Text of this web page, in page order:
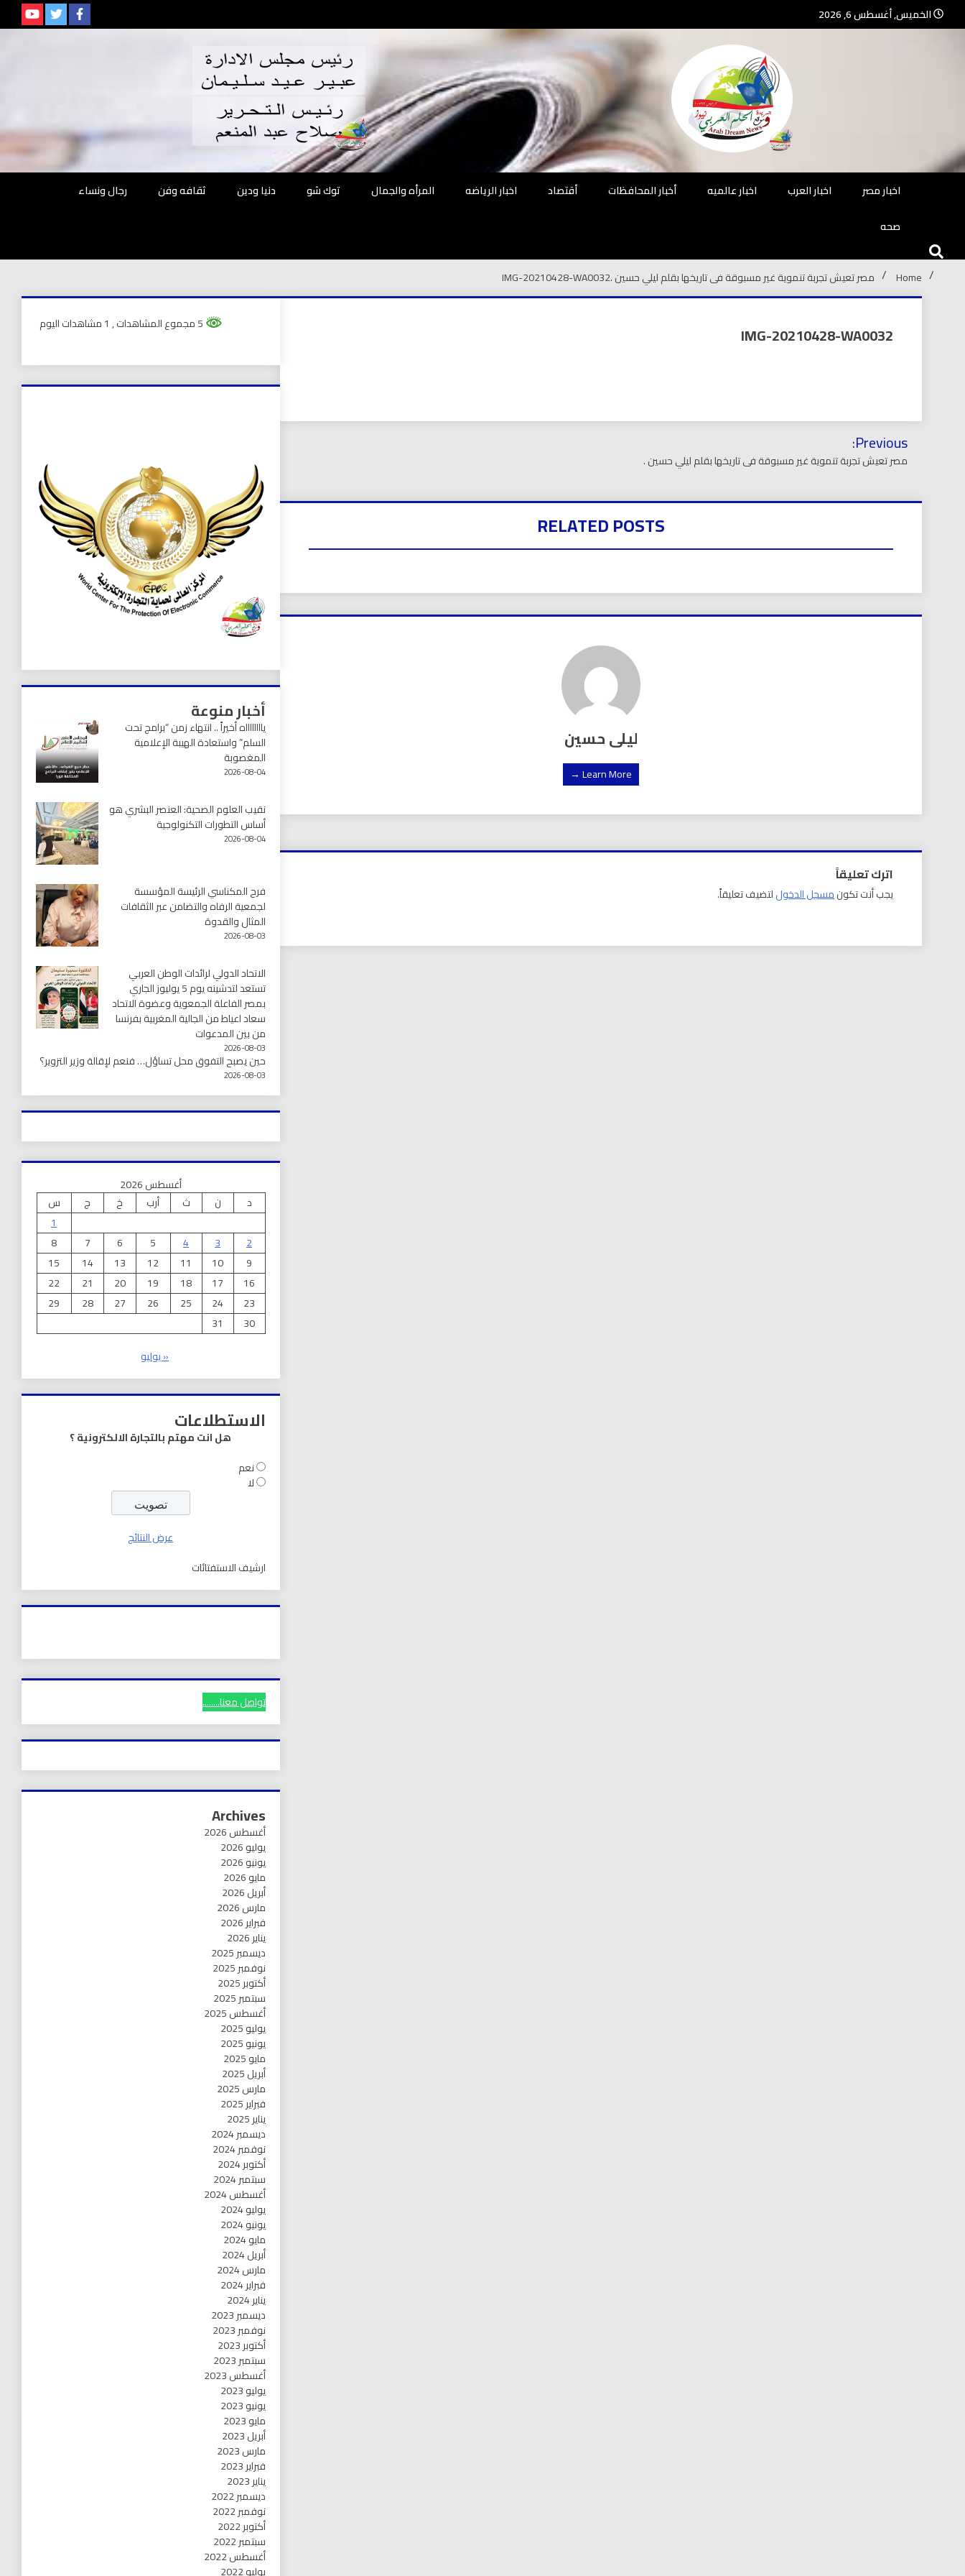
الخميس, أغسطس 6, 2026
جريدة الحلم
العربي نيوز
جريدة مستقلة – صحافة تضيئ لك الواقع
اخبار مصر
اخبار العرب اخبار عالميه أخبار المحافظات أقتصاد اخبار الرياضه المرأه والجمال توك شو دنيا ودين ثقافه وفن
رجال ونساء
صحه
Home مصر تعيش تجربة تنموية غير مسبوقة فى تاريخها بقلم ليلي حسين .IMG-20210428-WA0032
IMG-20210428-WA0032
تصفّح
المقالات
Previous:
مصر تعيش تجربة تنموية غير مسبوقة فى تاريخها بقلم ليلي حسين .
RELATED POSTS
ليلى حسين
Learn More →
اترك تعليقاً
يجب أنت تكونمسجل الدخوللتضيف تعليقاً.
, 1 مشاهدات اليوم
أخبار منوعة
يااااااااه أخيراً .. انتهاء زمن “برامج تحت
السلم” واستعادة الهيبة الإعلامية
المغصوبة
2026-08-04
نقيب العلوم الصحية: العنصر البشري هو
أساس التطورات التكنولوجية
2026-08-04
فرح المكناسي الرئيسة المؤسسة
لجمعية الرفاه والتضامن عبر الثقافات
المثال والقدوة
2026-08-03
الاتحاد الدولي لرائدات الوطن العربي
تستعد لتدشينه يوم 5 يوليوز الجاري
بمصر الفاعلة الجمعوية وعضوة الاتحاد
سعاد اعياط من الجالية المغربية بفرنسا
من بين المدعوات
2026-08-03
حين يصبح التفوق محل تساؤل… فنعم لإقالة وزير التزوير؟
2026-08-03
أغسطس 2026
د
ن ث أرب خ ج
س
1
2
3
4
5
6
7
8
9
10
11
12
13
14
15
16
17
18
19
20
21
22
23
24
25
26
27
28
29
30
31
« يوليو
الاستطلاعات
هل انت مهتم بالتجارة الالكترونية ؟
نعم
لا
عرض النتائج
ارشيف الاستفتائات
تواصل معنا........
Archives
أغسطس 2026
يوليو 2026
يونيو 2026
مايو 2026
أبريل 2026
مارس 2026
فبراير 2026
يناير 2026
ديسمبر 2025
نوفمبر 2025
أكتوبر 2025
سبتمبر 2025
أغسطس 2025
يوليو 2025
يونيو 2025
مايو 2025
أبريل 2025
مارس 2025
فبراير 2025
يناير 2025
ديسمبر 2024
نوفمبر 2024
أكتوبر 2024
سبتمبر 2024
أغسطس 2024
يوليو 2024
يونيو 2024
مايو 2024
أبريل 2024
مارس 2024
فبراير 2024
يناير 2024
ديسمبر 2023
نوفمبر 2023
أكتوبر 2023
سبتمبر 2023
أغسطس 2023
يوليو 2023
يونيو 2023
مايو 2023
أبريل 2023
مارس 2023
فبراير 2023
يناير 2023
ديسمبر 2022
نوفمبر 2022
أكتوبر 2022
سبتمبر 2022
أغسطس 2022
يوليو 2022